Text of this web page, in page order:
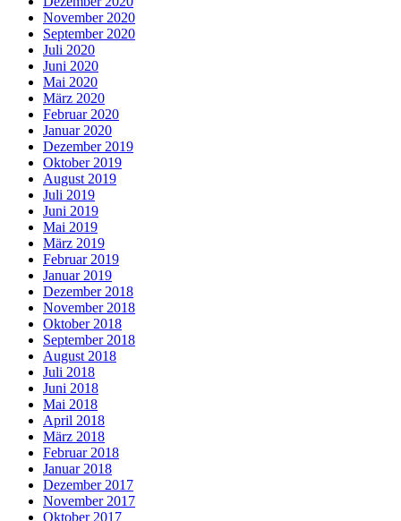
November 2020
September 2020
Juli 2020
Juni 2020
Mai 2020
März 2020
Februar 2020
Januar 2020
Dezember 2019
Oktober 2019
August 2019
Juli 2019
Juni 2019
Mai 2019
März 2019
Februar 2019
Januar 2019
Dezember 2018
November 2018
Oktober 2018
September 2018
August 2018
Juli 2018
Juni 2018
Mai 2018
April 2018
März 2018
Februar 2018
Januar 2018
Dezember 2017
November 2017
Oktober 2017